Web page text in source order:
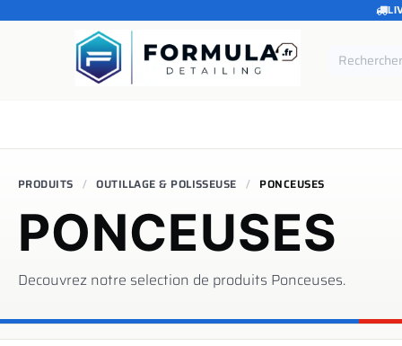
SE RENDRE AU CONTENU
PRODUITS OUTILLAGE & POLISSEUSE PONCEUSES
PONCEUSES
Decouvrez notre selection de produits Ponceuses.